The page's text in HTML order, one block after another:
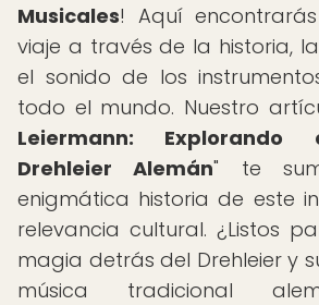
Musicales! Aquí
viaje a través de la historia,
el sonido de los
todo el mundo. Nuestro
Leiermann: Explorando
Drehleier Alemán" te
enigmática historia de este
relevancia cultural. ¿Listos
magia detrás del Drehleier y
música tradicional